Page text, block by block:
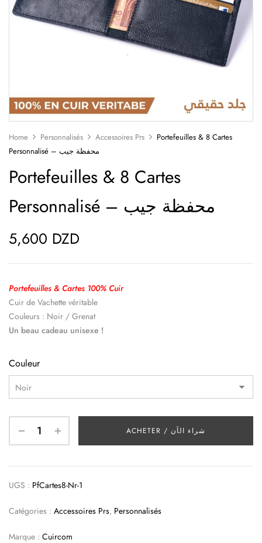
Home Personnalisés Accessoires Prs
Portefeuilles & 8 Cartes
Personnalisé – محفظة جيب
Portefeuilles & 8 Cartes
Personnalisé – محفظة جيب
5,600 DZD
Portefeuilles & Cartes 100% Cuir
Cuir de Vachette véritable
Couleurs : Noir / Grenat
Un beau cadeau unisexe !
Couleur
ACHETER / شراء الآن
UGS : PfCartes8-Nr-1
Catégories : Accessoires Prs, Personnalisés
Marque : Cuircom